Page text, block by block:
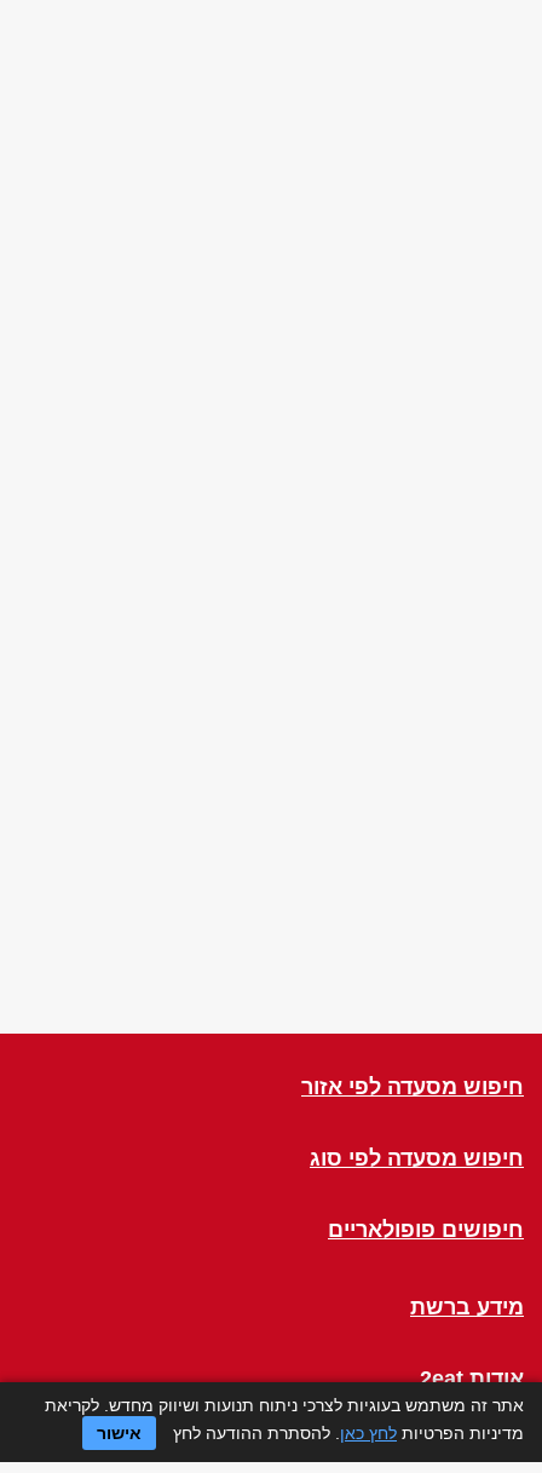
חיפוש מסעדה לפי אזור
חיפוש מסעדה לפי סוג
חיפושים פופולאריים
מידע ברשת
אודות 2eat
Click a Table
אתר זה משתמש בעוגיות לצרכי ניתוח תנועות ושיווק מחדש. לקריאת
מדיניות הפרטיות לחץ כאן . להסתרת ההודעה לחץ אישור